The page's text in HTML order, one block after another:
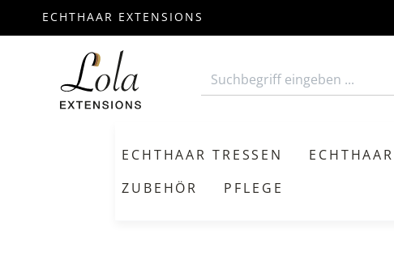
ECHTHAAR EXTENSIONS
ECHTHAAR TRESSEN
ZUBEHÖR
PFLEGE